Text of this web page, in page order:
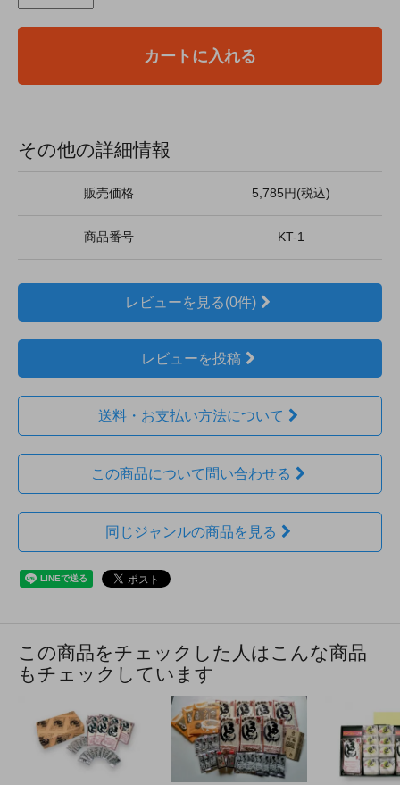
カートに入れる
その他の詳細情報
販売価格 5,785円(税込)
商品番号 KT-1
レビューを見る(0件)
レビューを投稿
送料・お支払い方法について
この商品について問い合わせる
同じジャンルの商品を見る
この商品をチェックした人はこんな商品
もチェックしています